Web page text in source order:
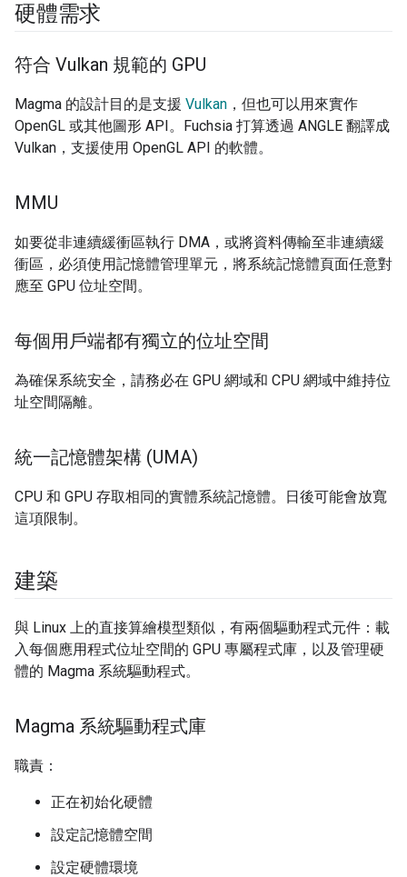
硬體需求
符合 Vulkan 規範的 GPU
Magma 的設計目的是支援 Vulkan ，但也可以用來實作
OpenGL 或其他圖形 API。Fuchsia 打算透過 ANGLE 翻譯成
Vulkan，支援使用 OpenGL API 的軟體。
MMU
如要從非連續緩衝區執行 DMA，或將資料傳輸至非連續緩
衝區，必須使用記憶體管理單元，將系統記憶體頁面任意對
應至 GPU 位址空間。
每個用戶端都有獨立的位址空間
為確保系統安全，請務必在 GPU 網域和 CPU 網域中維持位
址空間隔離。
統一記憶體架構 (UMA)
CPU 和 GPU 存取相同的實體系統記憶體。日後可能會放寬
這項限制。
建築
與 Linux 上的直接算繪模型類似，有兩個驅動程式元件：載
入每個應用程式位址空間的 GPU 專屬程式庫，以及管理硬
體的 Magma 系統驅動程式。
Magma 系統驅動程式庫
職責：
正在初始化硬體
設定記憶體空間
設定硬體環境